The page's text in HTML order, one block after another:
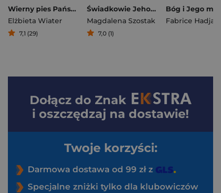
Wierny pies Pański. Biografia św. Jacka Odrowąża
Elżbieta Wiater
7,1 (29)
Świadkowie Jehowy
Magdalena Szostak
7,0 (1)
Fabrice Hadjadj
Dołącz do Znak
i oszczędzaj na dostawie!
Twoje korzyści:
Darmowa dostawa od 99 zł z
Specjalne zniżki tylko dla klubowiczów